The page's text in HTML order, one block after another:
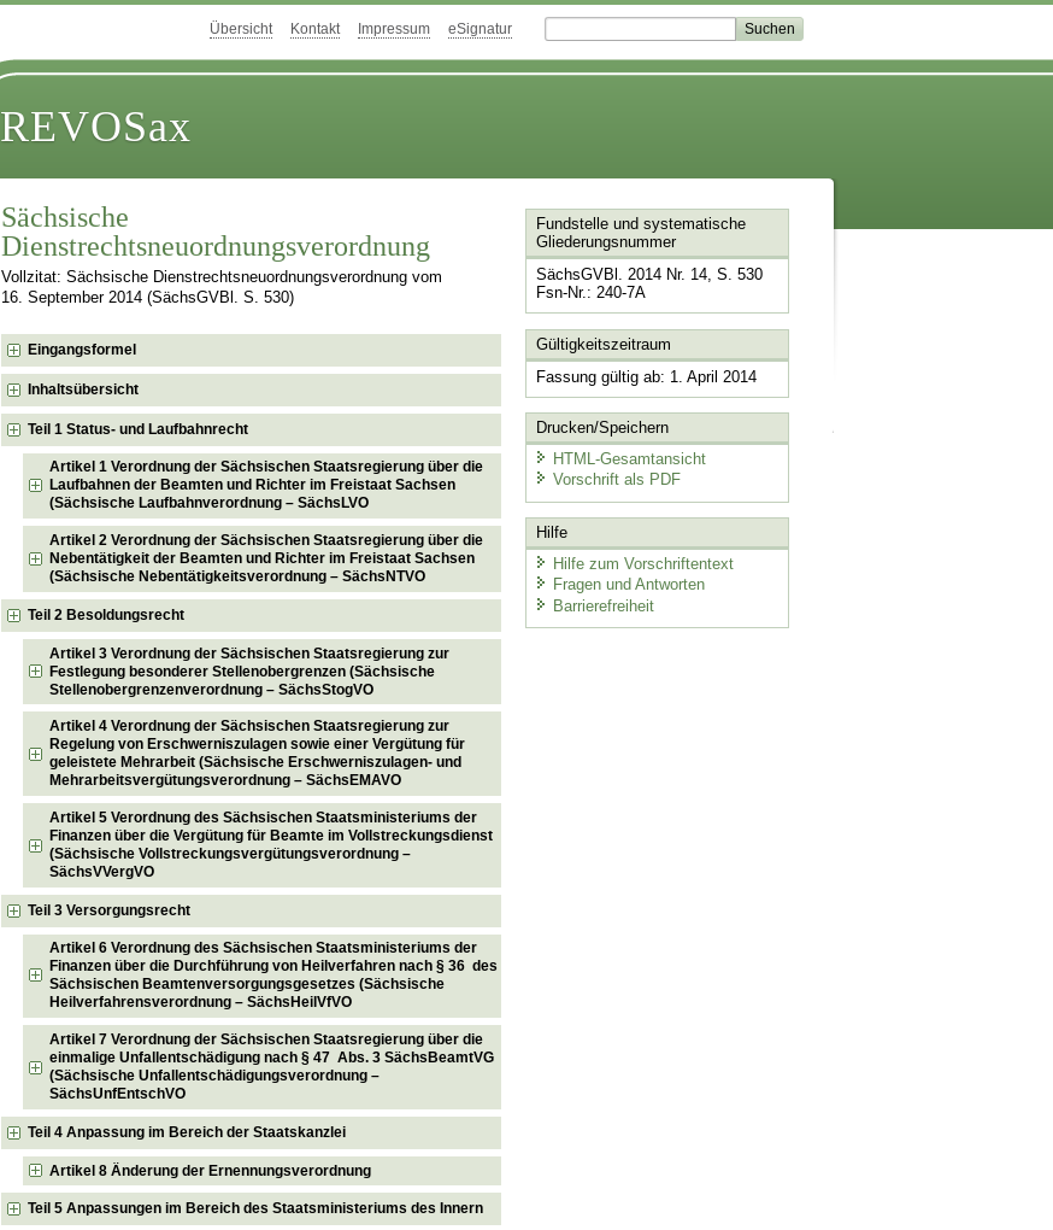
Übersicht Kontakt Impressum eSignatur
REVOSax
Sächsische
Dienstrechtsneuordnungsverordnung
Vollzitat: Sächsische Dienstrechtsneuordnungsverordnung vom
16. September 2014 (SächsGVBl. S. 530)
Eingangsformel
Inhaltsübersicht
Teil 1 Status- und Laufbahnrecht
Artikel 1 Verordnung der Sächsischen Staatsregierung über die
Laufbahnen der Beamten und Richter im Freistaat Sachsen
(Sächsische Laufbahnverordnung – SächsLVO
Artikel 2 Verordnung der Sächsischen Staatsregierung über die
Nebentätigkeit der Beamten und Richter im Freistaat Sachsen
(Sächsische Nebentätigkeitsverordnung – SächsNTVO
Teil 2 Besoldungsrecht
Artikel 3 Verordnung der Sächsischen Staatsregierung zur
Festlegung besonderer Stellenobergrenzen (Sächsische
Stellenobergrenzenverordnung – SächsStogVO
Artikel 4 Verordnung der Sächsischen Staatsregierung zur
Regelung von Erschwerniszulagen sowie einer Vergütung für
geleistete Mehrarbeit (Sächsische Erschwerniszulagen- und
Mehrarbeitsvergütungsverordnung – SächsEMAVO
Artikel 5 Verordnung des Sächsischen Staatsministeriums der
Finanzen über die Vergütung für Beamte im Vollstreckungsdienst
(Sächsische Vollstreckungsvergütungsverordnung –
SächsVVergVO
Teil 3 Versorgungsrecht
Artikel 6 Verordnung des Sächsischen Staatsministeriums der
Finanzen über die Durchführung von Heilverfahren nach § 36 des
Sächsischen Beamtenversorgungsgesetzes (Sächsische
Heilverfahrensverordnung – SächsHeilVfVO
Artikel 7 Verordnung der Sächsischen Staatsregierung über die
einmalige Unfallentschädigung nach § 47 Abs. 3 SächsBeamtVG
(Sächsische Unfallentschädigungsverordnung –
SächsUnfEntschVO
Teil 4 Anpassung im Bereich der Staatskanzlei
Artikel 8 Änderung der Ernennungsverordnung
Teil 5 Anpassungen im Bereich des Staatsministeriums des Innern
Fundstelle und systematische
Gliederungsnummer
SächsGVBl. 2014 Nr. 14, S. 530
Fsn-Nr.: 240-7A
Gültigkeitszeitraum
Fassung gültig ab: 1. April 2014
Drucken/Speichern
HTML-Gesamtansicht
Vorschrift als PDF
Hilfe
Hilfe zum Vorschriftentext
Fragen und Antworten
Barrierefreiheit